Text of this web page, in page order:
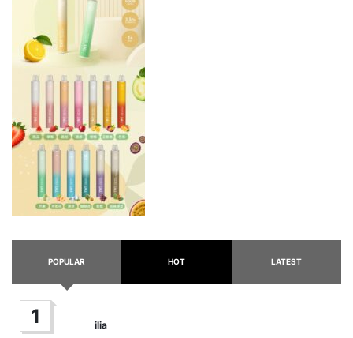
POPULAR HOT LATEST
1
Posted
ilia